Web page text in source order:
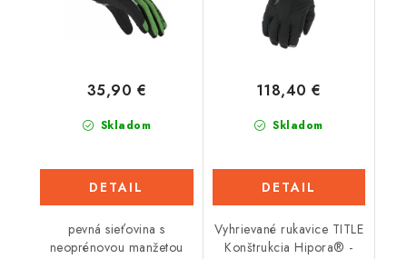
Skladom
35,90 €
DETAIL
pevná sieťovina s
neoprénovou manžetou
Skladom
118,40 €
DETAIL
Vyhrievané rukavice TITLE
Konštrukcia Hipora® -